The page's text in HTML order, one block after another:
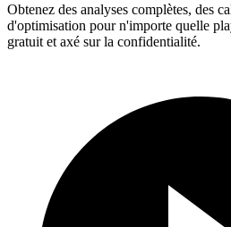
Obtenez des analyses complètes, des
d'optimisation pour n'importe quelle
gratuit et axé sur la confidentialité.